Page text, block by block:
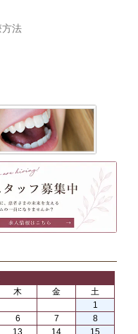
法
木 金
土
1
6 7
8